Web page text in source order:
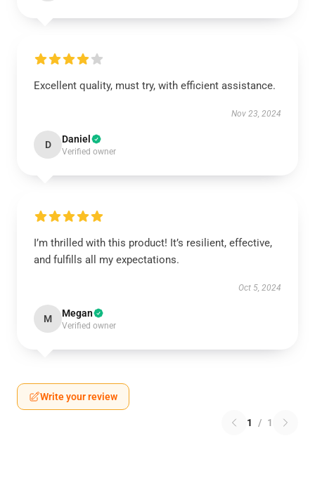
Excellent quality, must try, with efficient assistance.
Nov 23, 2024
D Daniel
Verified owner
I’m thrilled with this product! It’s resilient, effective,
and fulfills all my expectations.
Oct 5, 2024
M Megan
Verified owner
Write your review
1 / 1